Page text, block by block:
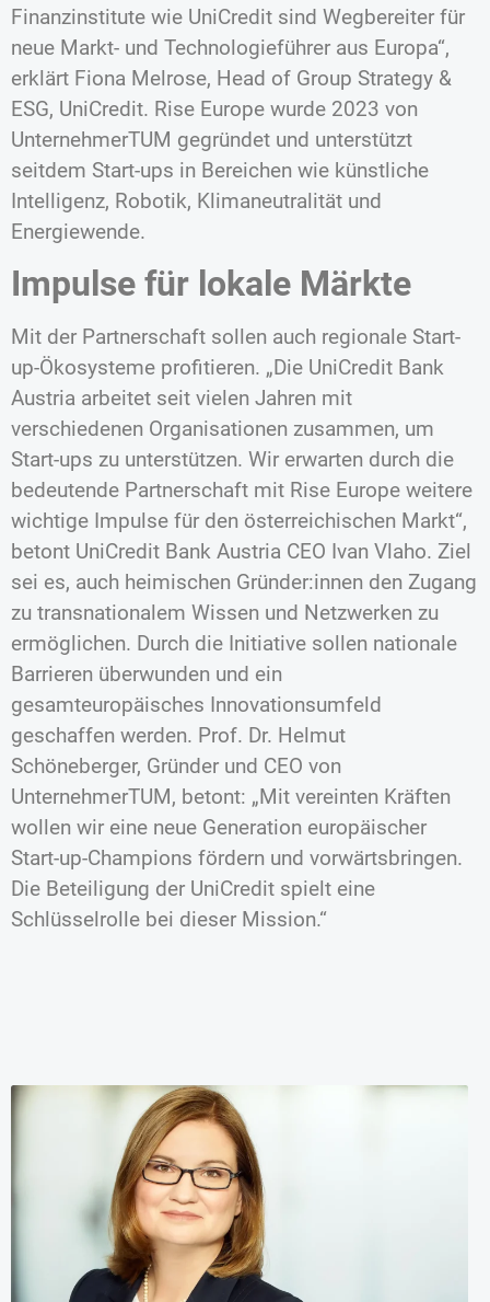
Finanzinstitute wie UniCredit sind Wegbereiter für
neue Markt- und Technologieführer aus Europa“,
erklärt Fiona Melrose, Head of Group Strategy &
ESG, UniCredit. Rise Europe wurde 2023 von
UnternehmerTUM gegründet und unterstützt
seitdem Start-ups in Bereichen wie künstliche
Intelligenz, Robotik, Klimaneutralität und
Energiewende.
Impulse für lokale Märkte
Mit der Partnerschaft sollen auch regionale Start-
up-Ökosysteme profitieren. „Die UniCredit Bank
Austria arbeitet seit vielen Jahren mit
verschiedenen Organisationen zusammen, um
Start-ups zu unterstützen. Wir erwarten durch die
bedeutende Partnerschaft mit Rise Europe weitere
wichtige Impulse für den österreichischen Markt“,
betont UniCredit Bank Austria CEO Ivan Vlaho. Ziel
sei es, auch heimischen Gründer:innen den Zugang
zu transnationalem Wissen und Netzwerken zu
ermöglichen. Durch die Initiative sollen nationale
Barrieren überwunden und ein
gesamteuropäisches Innovationsumfeld
geschaffen werden. Prof. Dr. Helmut
Schöneberger, Gründer und CEO von
UnternehmerTUM, betont: „Mit vereinten Kräften
wollen wir eine neue Generation europäischer
Start-up-Champions fördern und vorwärtsbringen.
Die Beteiligung der UniCredit spielt eine
Schlüsselrolle bei dieser Mission.“